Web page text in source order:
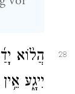
28 הֲל֨וֹא
יִיגָ֑ע